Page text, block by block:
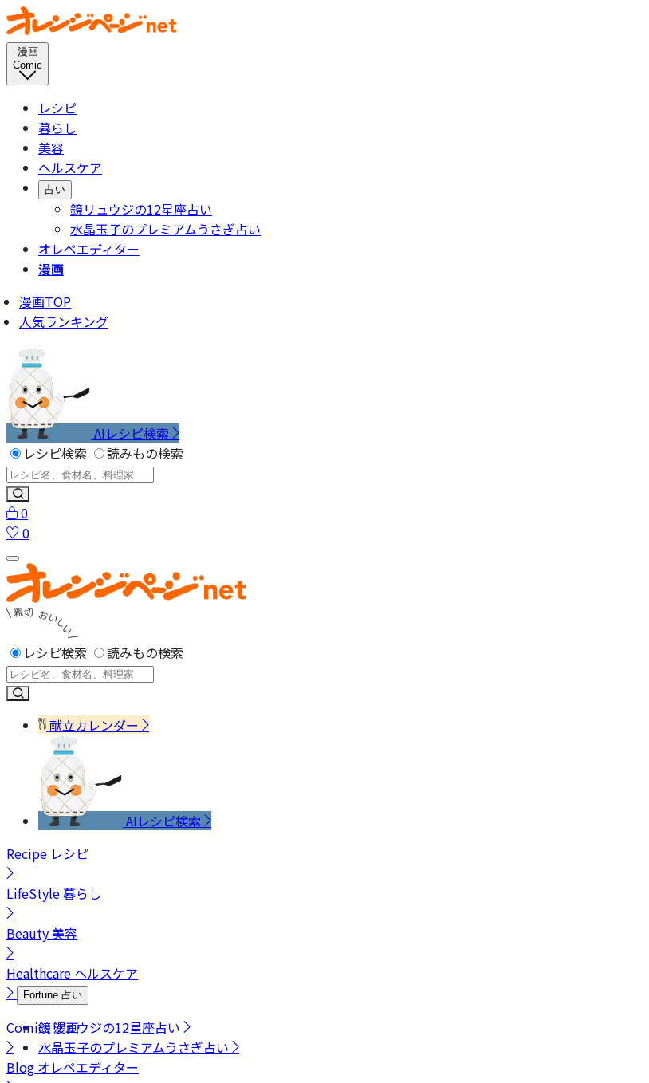
漫画
Comic
レシピ
暮らし
美容
ヘルスケア
占い
鏡リュウジの12星座占い
水晶玉子のプレミアムうさぎ占い
オレペエディター
漫画
漫画TOP
人気ランキング
AIレシピ検索
レシピ検索
読みもの検索
0
0
レシピ検索 読みもの検索
献立カレンダー
AIレシピ検索
Recipe レシピ
LifeStyle暮らし
Beauty美容
Healthcare ヘルスケア
Fortune 占い
鏡リュウジの12星座占い
水晶玉子のプレミアムうさぎ占い
Comics漫画
Blog オレペエディター